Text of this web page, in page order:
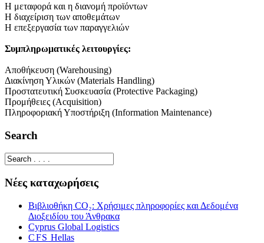
Η μεταφορά και η διανομή προϊόντων
Η διαχείριση των αποθεμάτων
Η επεξεργασία των παραγγελιών
Συμπληρωματικές λειτουργίες:
Αποθήκευση (Ware­hous­ing)
Διακίνηση Υλικών (Mate­ri­als Han­dling)
Προστατευτική Συσκευασία (Pro­tec­tive Pack­ag­ing)
Προμήθειες (Acqui­si­tion)
Πληροφοριακή Υποστήριξη (Infor­ma­tion Maintenance)
Search
Νέες καταχωρήσεις
Βιβλιοθήκη CO₂: Χρήσιμες πληροφορίες και Δεδομένα
Διοξειδίου του Άνθρακα
Cyprus Global Logis­tics
CFS Hel­las